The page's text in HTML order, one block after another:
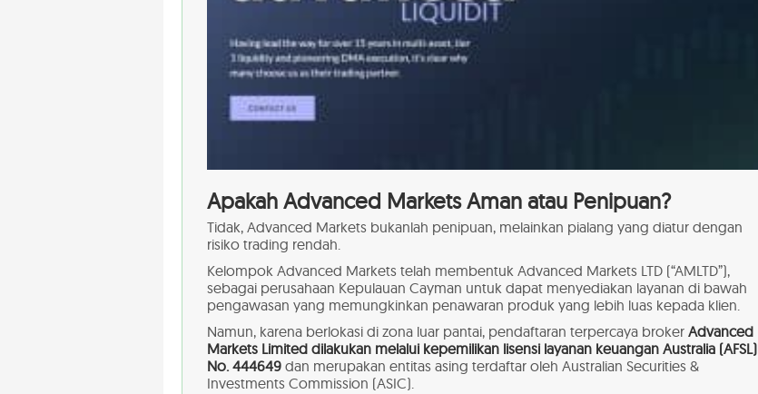
Apakah Advanced Markets Aman atau Penipuan?
Tidak, Advanced Markets bukanlah penipuan, melainkan pialang yang diatur dengan
risiko trading rendah.
Kelompok Advanced Markets telah membentuk Advanced Markets LTD (“AMLTD”),
sebagai perusahaan Kepulauan Cayman untuk dapat menyediakan layanan di bawah
pengawasan yang memungkinkan penawaran produk yang lebih luas kepada klien.
Namun, karena berlokasi di zona luar pantai, pendaftaran terpercaya broker Advanced
Markets Limited dilakukan melalui kepemilikan lisensi layanan keuangan Australia (AFSL)
No. 444649 dan merupakan entitas asing terdaftar oleh Australian Securities &
Investments Commission (ASIC).